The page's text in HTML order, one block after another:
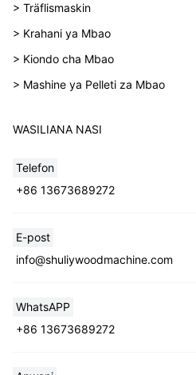
> Träflismaskin
> Krahani ya Mbao
> Kiondo cha Mbao
> Mashine ya Pelleti za Mbao
WASILIANA NASI
Telefon
+86 13673689272
E-post
info@shuliywoodmachine.com
WhatsAPP
+86 13673689272